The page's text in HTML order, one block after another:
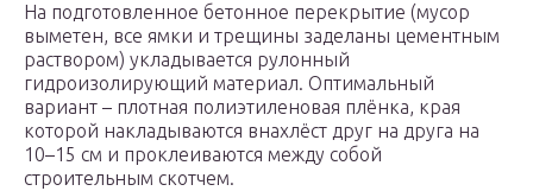
На подготовленное бетонное перекрытие (мусор
выметен, все ямки и трещины заделаны цементным
раствором) укладывается рулонный
гидроизолирующий материал. Оптимальный
вариант – плотная полиэтиленовая плёнка, края
которой накладываются внахлёст друг на друга на
10–15 см и проклеиваются между собой
строительным скотчем.